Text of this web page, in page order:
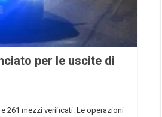
per le uscite di
261 mezzi verificati. Le operazioni